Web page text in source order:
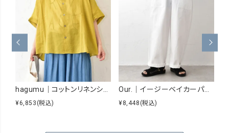
hagumu｜コットンリネンシアーシャツ [[hag-229]][C]
¥6,853 (税込)
Our.｜イージーベイカーパンツ [[Our-026]][C]
¥8,448 (税込)